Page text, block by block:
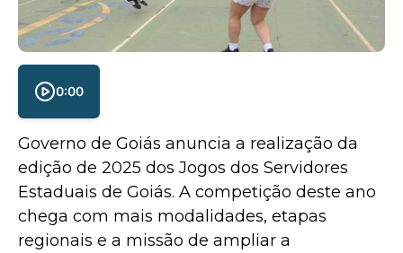
0:00
Governo de Goiás anuncia a realização da
edição de 2025 dos Jogos dos Servidores
Estaduais de Goiás. A competição deste ano
chega com mais modalidades, etapas
regionais e a missão de ampliar a